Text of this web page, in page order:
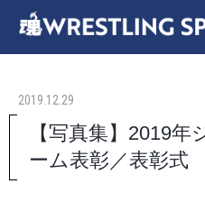
2019.12.29
【写真集】2019
ーム表彰／表彰式